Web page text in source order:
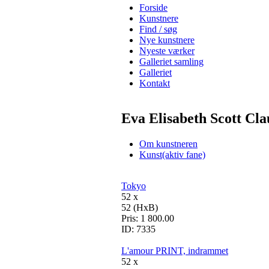
Forside
Kunstnere
Find / søg
Nye kunstnere
Nyeste værker
Galleriet samling
Galleriet
Kontakt
Eva Elisabeth Scott
Om kunstneren
Kunst(aktiv fane)
Tokyo
52 x
52 (HxB)
Pris: 1 800.00
ID: 7335
L'amour PRINT, indrammet
52 x